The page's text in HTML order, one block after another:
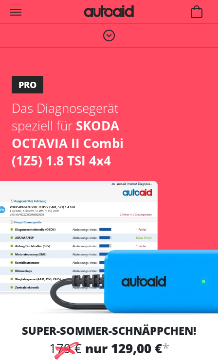
PRO
Das Diagnosegerät
speziell für SKODA
OCTAVIA II Combi
(1Z5) 1.8 TSI 4x4
SUPER-SOMMER-SCHNÄPPCHEN!
179 € nur 129,00 €*